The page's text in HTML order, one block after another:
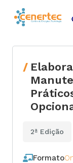
2ª Edição
Formato